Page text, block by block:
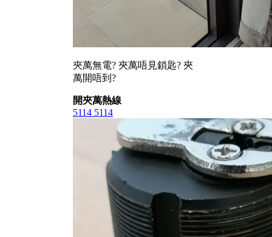
夾萬無電? 夾萬唔見鎖匙? 夾
萬開唔到?
開夾萬熱線
5114 5114